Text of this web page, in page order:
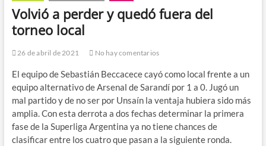
Volvió a perder y quedó fuera del
torneo local
26 de abril de 2021 No hay comentarios
El equipo de Sebastián Beccacece cayó como local frente a un
equipo alternativo de Arsenal de Sarandí por 1 a 0. Jugó un
mal partido y de no ser por Unsaín la ventaja hubiera sido más
amplia. Con esta derrota a dos fechas determinar la primera
fase de la Superliga Argentina ya no tiene chances de
clasificar entre los cuatro que pasan a la siguiente ronda.